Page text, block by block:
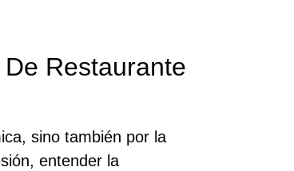
Restaurante
sino también por la
entender la